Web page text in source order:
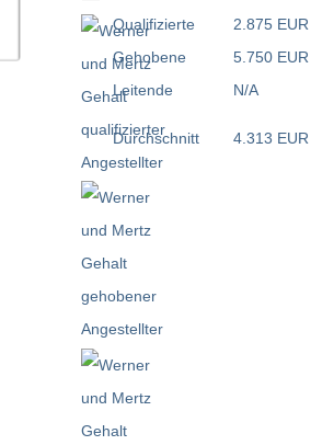
Qualifizierte
Gehobene
Leitende
Durchschnitt
2.875 EUR
5.750 EUR
N/A
4.313 EUR